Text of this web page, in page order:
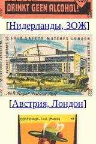
[Нидерланды, ЗОЖ]
[Австрия, Лондон]